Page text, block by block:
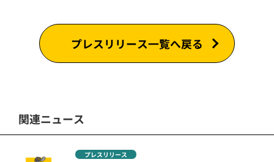
プレスリリース一覧へ戻る
関連ニュース
プレスリリース